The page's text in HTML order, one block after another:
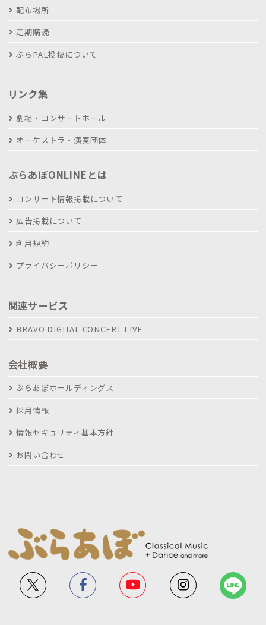
配布場所
定期購読
ぶらPAL投稿について
リンク集
劇場・コンサートホール
オーケストラ・演奏団体
ぶらあぼONLINEとは
コンサート情報掲載について
広告掲載について
利用規約
プライバシーポリシー
関連サービス
BRAVO DIGITAL CONCERT LIVE
会社概要
ぶらあぼホールディングス
採用情報
情報セキュリティ基本方針
お問い合わせ